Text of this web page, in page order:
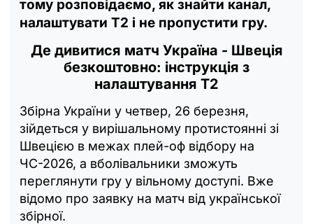
тому розповідаємо, як знайти канал,
налаштувати Т2 і не пропустити гру.
Де дивитися матч Україна - Швеція
безкоштовно: інструкція з
налаштування Т2
Збірна України у четвер, 26 березня,
зійдеться у вирішальному протистоянні зі
Швецією в межах плей-оф відбору на
ЧС-2026, а вболівальники зможуть
переглянути гру у вільному доступі. Вже
відомо про заявку на матч від української
збірної.